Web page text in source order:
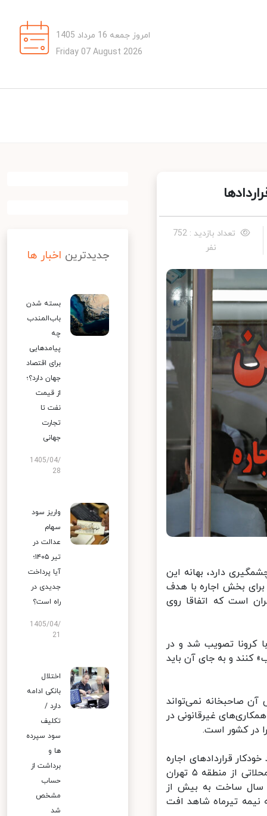
امروز جمعه 16 مرداد 1405
Friday 07 August 2026
تعداد بازدید : 752
نفر
دارد، بهانه این
بخش اجاره با هدف
است که اتفاقا روی
کرونا تصویب شد و در
کنند و به جای آن باید
صاحبخانه نمی‌تواند
غیرقانونی در
در کشور است.
خودکار قراردادهای اجاره
با نرخ‌های مصوب به خبرنگار اقتصادی ایرنا، گفت:در خرداد ماه امسال در محلاتی از منطقه ۵ تهران
خانه‌های چند سال ساخت به بیش از
نیمه تیرماه شاهد افت
جدیدترین اخبار ها
بسته شدن
باب‌المندب
چه
پیامدهایی
برای اقتصاد
جهان دارد؟؛
از قیمت
نفت تا
تجارت
جهانی
1405/04/
28
واریز سود
سهام
عدالت در
تیر ۱۴۰۵؛
آیا پرداخت
جدیدی در
راه است؟
1405/04/
اختلال
بانکی ادامه
دارد /
تکلیف
سود سپرده
ها و
برداشت از
حساب
مشخص
شد